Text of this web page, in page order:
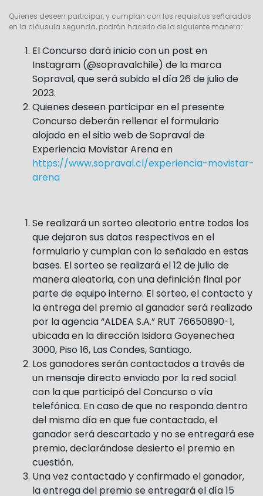
Quienes deseen participar, y cumplan con los requisitos señalados
en la cláusula segunda, podrán hacerlo de la siguiente manera:
El Concurso dará inicio con un post en
Instagram (@sopravalchile) de la marca
Sopraval, que será subido el día 26 de julio de
2023.
Quienes deseen participar en el presente
Concurso deberán rellenar el formulario
alojado en el sitio web de Sopraval de
Experiencia Movistar Arena en
https://www.sopraval.cl/experiencia-movistar-
arena
Se realizará un sorteo aleatorio entre todos los
que dejaron sus datos respectivos en el
formulario y cumplan con lo señalado en estas
bases. El sorteo se realizará el 12 de julio de
manera aleatoria, con una definición final por
parte de equipo interno. El sorteo, el contacto y
la entrega del premio al ganador será realizado
por la agencia “ALDEA S.A.” RUT 76650890-1,
ubicada en la dirección Isidora Goyenechea
3000, Piso 16, Las Condes, Santiago.
Los ganadores serán contactados a través de
un mensaje directo enviado por la red social
con la que participó del Concurso o vía
telefónica. En caso de que no responda dentro
del mismo día en que fue contactado, el
ganador será descartado y no se entregará ese
premio, declarándose desierto el premio en
cuestión.
Una vez contactado y confirmado el ganador,
la entrega del premio se entregará el día 15